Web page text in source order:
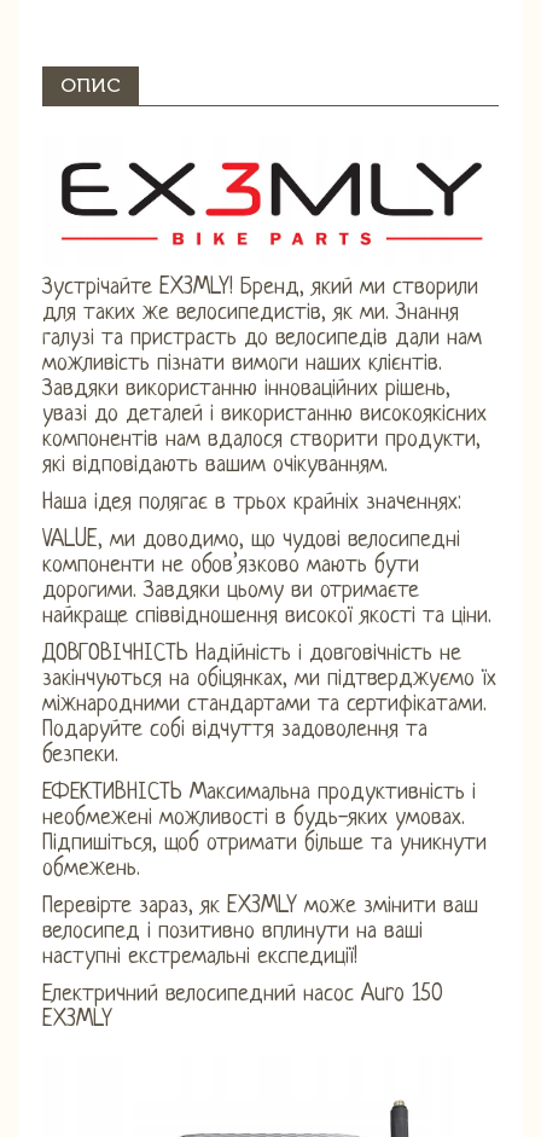
ОПИС
Зустрічайте EX3MLY! Бренд, який ми створили
для таких же велосипедистів, як ми. Знання
галузі та пристрасть до велосипедів дали нам
можливість пізнати вимоги наших клієнтів.
Завдяки використанню інноваційних рішень,
увазі до деталей і використанню високоякісних
компонентів нам вдалося створити продукти,
які відповідають вашим очікуванням.
Наша ідея полягає в трьох крайніх значеннях:
VALUE, ми доводимо, що чудові велосипедні
компоненти не обов’язково мають бути
дорогими. Завдяки цьому ви отримаєте
найкраще співвідношення високої якості та ціни.
ДОВГОВІЧНІСТЬ Надійність і довговічність не
закінчуються на обіцянках, ми підтверджуємо їх
міжнародними стандартами та сертифікатами.
Подаруйте собі відчуття задоволення та
безпеки.
ЕФЕКТИВНІСТЬ Максимальна продуктивність і
необмежені можливості в будь-яких умовах.
Підпишіться, щоб отримати більше та уникнути
обмежень.
Перевірте зараз, як EX3MLY може змінити ваш
велосипед і позитивно вплинути на ваші
наступні екстремальні експедиції!
Електричний велосипедний насос Auro 150
EX3MLY